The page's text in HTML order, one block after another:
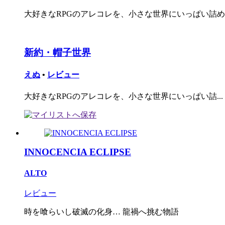
大好きなRPGのアレコレを、小さな世界にいっぱい詰
新約・帽子世界
えぬ • レビュー
大好きなRPGのアレコレを、小さな世界にいっぱい詰...
INNOCENCIA ECLIPSE
ALTO
レビュー
時を喰らいし破滅の化身… 龍禍へ挑む物語